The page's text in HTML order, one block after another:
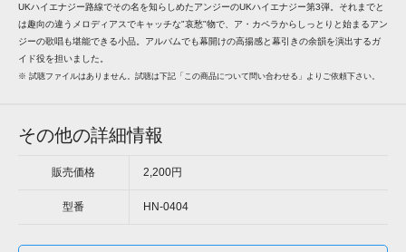
UKハイエナジー路線でその名を知らしめたアンジーのUKハイエナジー第3弾。それまでと
は趣向の違うメロディアスでキャッチな"哀愁"物で、ア・カペラからしっとりと始まるアン
ジーの歌唱も堪能できる小品。アルバムでも幕開けの高揚感と幕引きの余韻を演出するガ
イド役を担いました。
※ 試聴ファイルはありません。試聴は下記「この商品について問い合わせる」よりご依頼下さい。
その他の詳細情報
販売価格 2,200円
型番 HN-0404